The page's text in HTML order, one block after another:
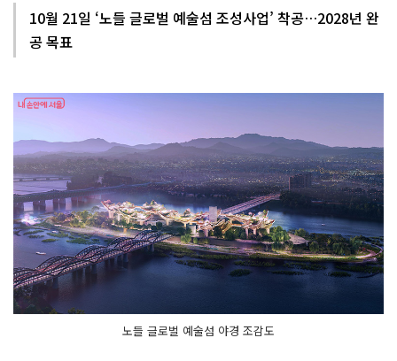
R
L
유
하
크
게
기
작
게
기
10월 21일 ‘노들 글로벌 예술섬 조성사업’ 착공…2028년 완
공 목표
노들 글로벌 예술섬 야경 조감도